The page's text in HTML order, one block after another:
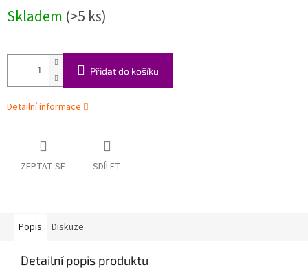
cena:
Skladem (>5 ks)
Přidat do košíku
Detailní informace
ZEPTAT SE SDÍLET
Popis Diskuze
Detailní popis produktu